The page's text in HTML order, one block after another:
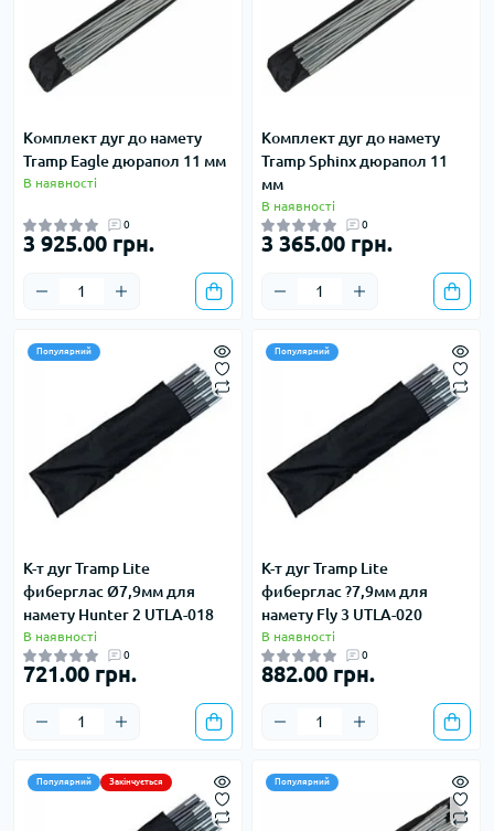
Комплект дуг до намету
Tramp Eagle дюрапол 11 мм
В наявності
0
3 925.00 грн.
Комплект дуг до намету
Tramp Sphinx дюрапол 11
мм
В наявності
0
3 365.00 грн.
Популярний
К-т дуг Tramp Lite
фиберглас Ø7,9мм для
намету Hunter 2 UTLA-018
В наявності
0
721.00 грн.
Популярний
К-т дуг Tramp Lite
фиберглас ?7,9мм для
намету Fly 3 UTLA-020
В наявності
0
882.00 грн.
Популярний Закінчується Популярний